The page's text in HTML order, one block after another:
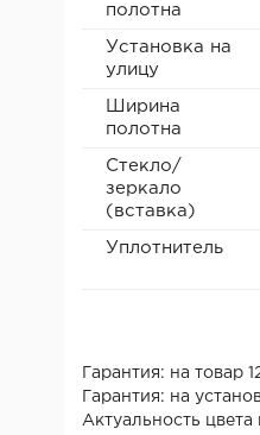
полотна
Установка на
улицу
Ширина
полотна
Стекло/
зеркало
(вставка)
Уплотнитель
Гарантия: на товар
Гарантия: на
Актуальность